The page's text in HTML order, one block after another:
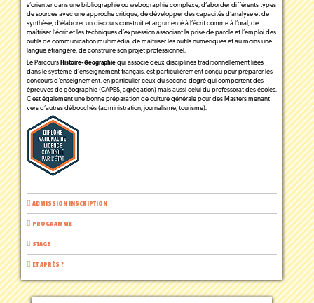
s’orienter dans une bibliographie ou webographie complexe, d’aborder différents types
de sources avec une approche critique, de développer des capacités d’analyse et de
synthèse, d’élaborer un discours construit et argumenté à l’écrit comme à l’oral, de
maîtriser l’écrit et les techniques d’expression associant la prise de parole et l’emploi des
outils de communication multimédia, de maîtriser les outils numériques et au moins une
langue étrangère, de construire son projet professionnel.
Le Parcours Histoire-Géographie qui associe deux disciplines traditionnellement liées
dans le système d’enseignement français, est particulièrement conçu pour préparer les
concours d’enseignement, en particulier ceux du second degré qui comportent des
épreuves de géographie (CAPES, agrégation) mais aussi celui du professorat des écoles.
C’est également une bonne préparation de culture générale pour des Masters menant
vers d’autres débouchés (administration, journalisme, tourisme).
ADMISSION INSCRIPTION
PROGRAMME
STAGE
ET APRÈS ?